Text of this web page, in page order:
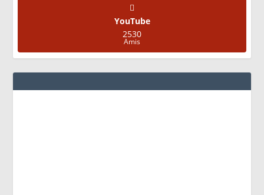
YouTube
2530
Amis